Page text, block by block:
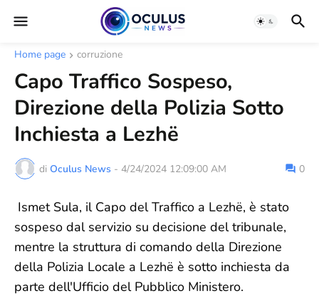
Home page corruzione
Capo Traffico Sospeso,
Direzione della Polizia Sotto
Inchiesta a Lezhë
di Oculus News - 4/24/2024 12:09:00 AM 0
Ismet Sula, il Capo del Traffico a Lezhë, è stato
sospeso dal servizio su decisione del tribunale,
mentre la struttura di comando della Direzione
della Polizia Locale a Lezhë è sotto inchiesta da
parte dell'Ufficio del Pubblico Ministero.